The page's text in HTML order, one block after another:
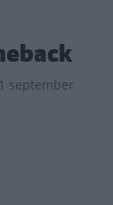
september